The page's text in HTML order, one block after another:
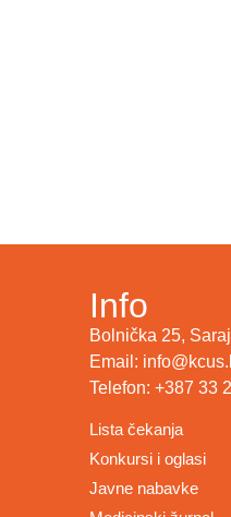
Info
Bolnička 25,
Email:
Telefon: +387 33
Lista čekanja
Konkursi i oglasi
Javne nabavke